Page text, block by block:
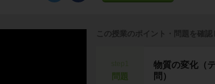
この授業のポイント・問題を確認
問題
物質の変化（
問）